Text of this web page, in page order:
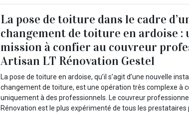
La pose de toiture dans le cadre
changement de toiture en ardoise :
mission à confier au couvreur
Artisan LT Rénovation Gestel
La pose de toiture en ardoise, qu’il s’agit d’une nouvelle
changement de toiture, est une opération très complexe à
uniquement à des professionnels. Le couvreur
Rénovation est le plus expérimenté de tous les